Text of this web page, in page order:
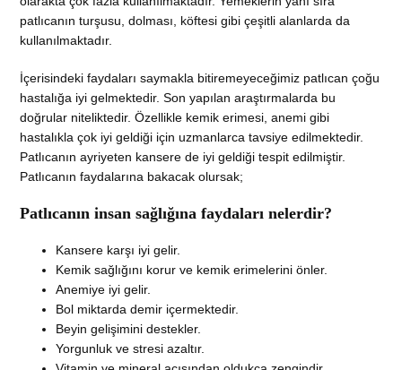
patlıcanın turşusu, dolması, köftesi gibi çeşitli alanlarda da
kullanılmaktadır.
İçerisindeki faydaları saymakla bitiremeyeceğimiz patlıcan çoğu
hastalığa iyi gelmektedir. Son yapılan araştırmalarda bu
doğrular niteliktedir. Özellikle kemik erimesi, anemi gibi
hastalıkla çok iyi geldiği için uzmanlarca tavsiye edilmektedir.
Patlıcanın ayriyeten kansere de iyi geldiği tespit edilmiştir.
Patlıcanın faydalarına bakacak olursak;
Patlıcanın insan sağlığına faydaları nelerdir?
Kansere karşı iyi gelir.
Kemik sağlığını korur ve kemik erimelerini önler.
Anemiye iyi gelir.
Bol miktarda demir içermektedir.
Beyin gelişimini destekler.
Yorgunluk ve stresi azaltır.